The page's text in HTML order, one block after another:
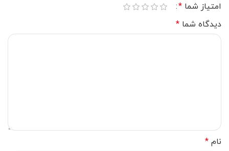
امتیاز شما *
دیدگاه شما *
نام *